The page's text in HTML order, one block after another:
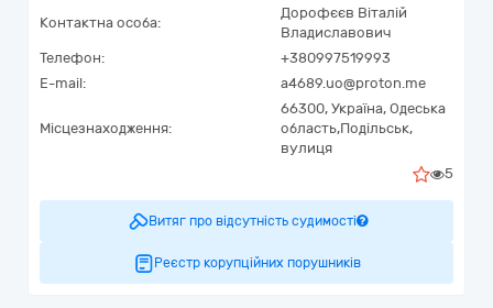
Контактна особа:
Дорофєєв Віталій
Владиславович
Телефон:
+380997519993
E-mail:
a4689.uo@proton.me
Місцезнаходження:
66300, Україна, Одеська
область,Подільськ,
вулиця
5
Витяг про відсутність судимості
Реєстр корупційних порушників